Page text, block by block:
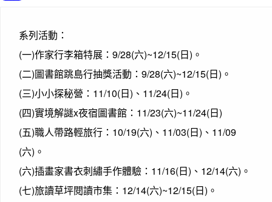
系列活動：
(一)作家行李箱特展：9/28(六)~12/15(日)。
(二)圖書館跳島行抽獎活動：9/28(六)~12/15(日)。
(三)小小探秘營：11/10(日)、11/24(日)。
(四)實境解謎x夜宿圖書館：11/23(六)~11/24(日)
(五)職人帶路輕旅行：10/19(六)、11/03(日)、11/09
(六)。
(六)插畫家書衣刺繡手作體驗：11/16(日)、12/14(六)。
(七)旅讀草坪閱讀市集：12/14(六)~12/15(日)。